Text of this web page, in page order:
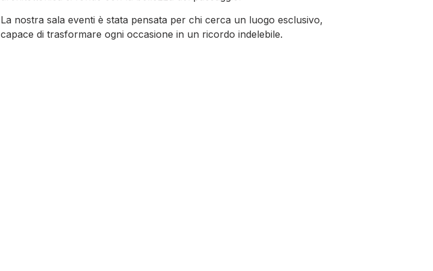
La nostra sala eventi è stata pensata per chi cerca un luogo esclusivo,
capace di trasformare ogni occasione in un ricordo indelebile.